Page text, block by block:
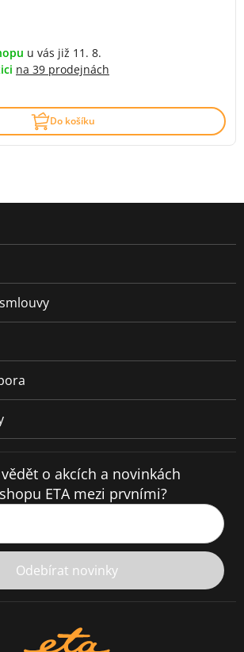
u vás již 11. 8.
na 39 prodejnách
Do košíku
o akcích a novinkách
ETA mezi prvními?
Odebírat novinky